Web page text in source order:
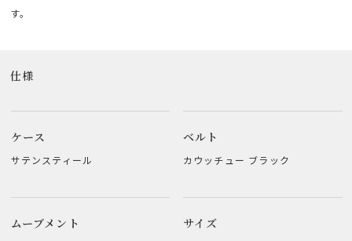
す。
仕様
ケース
サテンスティール
ベルト
カウッチュー ブラック
ムーブメント サイズ